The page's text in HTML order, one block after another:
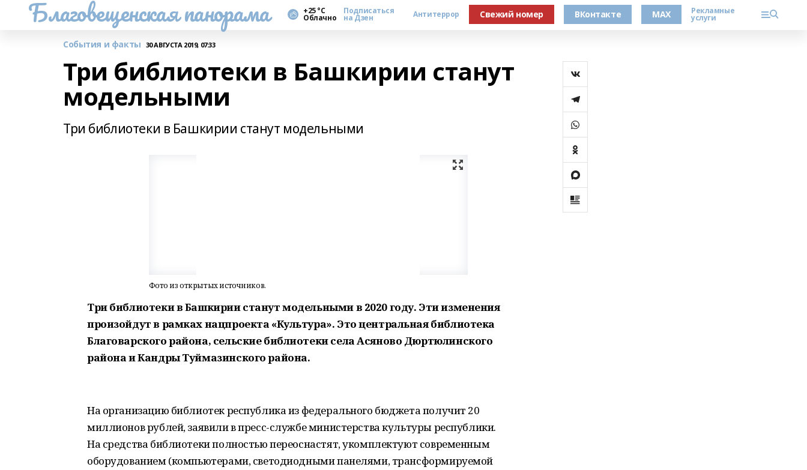
Благовещенская панорама +25 °С
Облачно
Подписаться
на Дзен Антитеррор Свежий номер ВКонтакте MAX Рекламные
услуги
События и факты 30 АВГУСТА 2019, 07:33
Три библиотеки в Башкирии станут
модельными
Три библиотеки в Башкирии станут модельными
Фото из открытых источников.
Три библиотеки в Башкирии станут модельными в 2020 году. Эти изменения
произойдут в рамках нацпроекта «Культура». Это центральная библиотека
Благоварского района, сельские библиотеки села Асяново Дюртюлинского
района и Кандры Туймазинского района.
На организацию библиотек республика из федерального бюджета получит 20
миллионов рублей, заявили в пресс-службе министерства культуры республики.
На средства библиотеки полностью переоснастят, укомплектуют современным
оборудованием (компьютерами, светодиодными панелями, трансформируемой